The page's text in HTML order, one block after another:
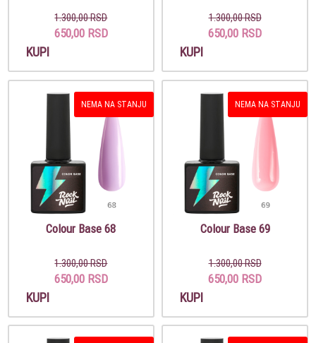
1.300,00 RSD
650,00 RSD
KUPI
1.300,00 RSD
650,00 RSD
KUPI
NEMA NA STANJU
Colour Base 68
1.300,00 RSD
650,00 RSD
KUPI
NEMA NA STANJU
Colour Base 69
1.300,00 RSD
650,00 RSD
KUPI